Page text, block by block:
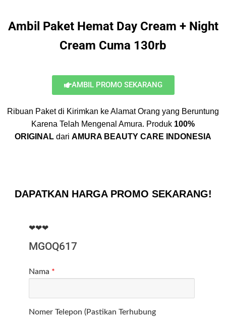
Ambil Paket Hemat Day Cream + Night
Cream Cuma 130rb
AMBIL PROMO SEKARANG
Ribuan Paket di Kirimkan ke Alamat Orang yang Beruntung
Karena Telah Mengenal Amura. Produk 100%
ORIGINAL dari AMURA BEAUTY CARE INDONESIA
DAPATKAN HARGA PROMO SEKARANG!
❤❤❤
Nama *
Nomer Telepon (Pastikan Terhubung